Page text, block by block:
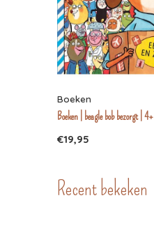
Boeken
Boeken | beagle bob bezorgt | 4+
€19,95
Recent bekeken